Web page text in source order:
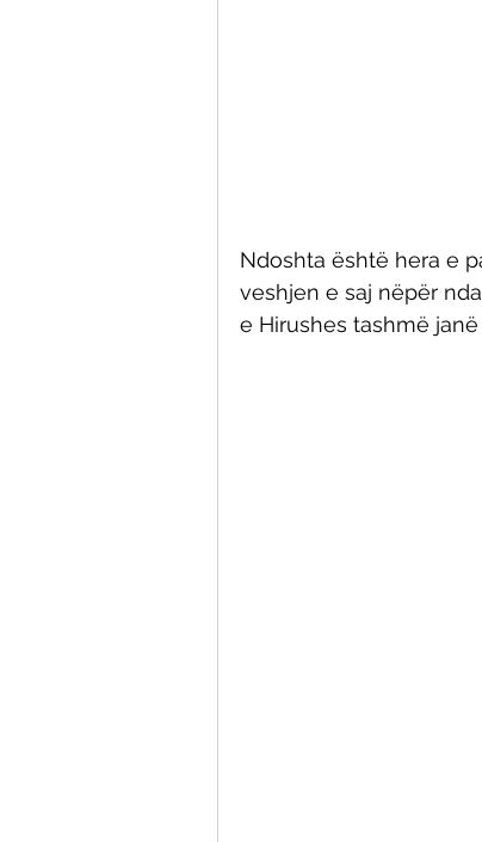
Ndoshta është hera e
veshjen e saj nëpër
e Hirushes tashmë